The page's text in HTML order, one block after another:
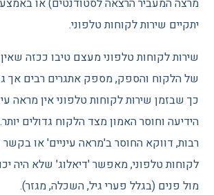
מרצה המעביר הרצאה לסטודנטים) או
יתקיים שירות לקוחות טלפוני.
שירות לקוחות טלפוני מעצם טיבו ככזה שאין
של הלקוח והספק, מספק אתגרים רבים אך
כך שבזמן שירות לקוחות טלפוני אין מראה
הידיעה וחוסר האמון מצד הלקוח גדולים
רבות, דווקא החוסר ב'מראה עיניים' או בקשר
לקוחות טלפוני, מאפשר 'דיאלוג' שלא היה
מול פנים (בגלל פערי גיל, השכלה, מגזר).